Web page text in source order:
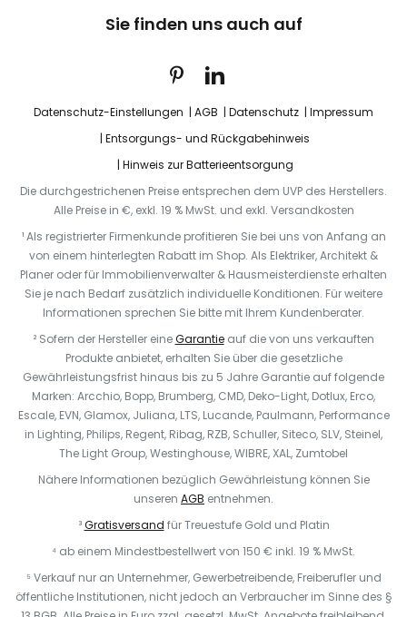
Sie finden uns auch auf
Datenschutz-Einstellungen AGB Datenschutz
Impressum
Entsorgungs- und Rückgabehinweis
Hinweis zur Batterieentsorgung
Die durchgestrichenen Preise entsprechen dem UVP des Herstellers.
Alle Preise in €, exkl. 19 % MwSt. und exkl. Versandkosten
¹ Als registrierter Firmenkunde profitieren Sie bei uns von Anfang an
von einem hinterlegten Rabatt im Shop. Als Elektriker, Architekt &
Planer oder für Immobilienverwalter & Hausmeisterdienste erhalten
Sie je nach Bedarf zusätzlich individuelle Konditionen. Für weitere
Informationen sprechen Sie bitte mit Ihrem Kundenberater.
² Sofern der Hersteller eineGarantieauf die von uns verkauften
Produkte anbietet, erhalten Sie über die gesetzliche
Gewährleistungsfrist hinaus bis zu 5 Jahre Garantie auf folgende
Marken: Arcchio, Bopp, Brumberg, CMD, Deko-Light, Dotlux, Erco,
Escale, EVN, Glamox, Juliana, LTS, Lucande, Paulmann, Performance
in Lighting, Philips, Regent, Ribag, RZB, Schuller, Siteco, SLV, Steinel,
The Light Group, Westinghouse, WIBRE, XAL, Zumtobel
Nähere Informationen bezüglich Gewährleistung können Sie
unseren AGB entnehmen.
³Gratisversand für Treuestufe Gold und Platin
⁴ ab einem Mindestbestellwert von 150 € inkl. 19 % MwSt.
⁵ Verkauf nur an Unternehmer, Gewerbetreibende, Freiberufler und
öffentliche Institutionen, nicht jedoch an Verbraucher im Sinne des §